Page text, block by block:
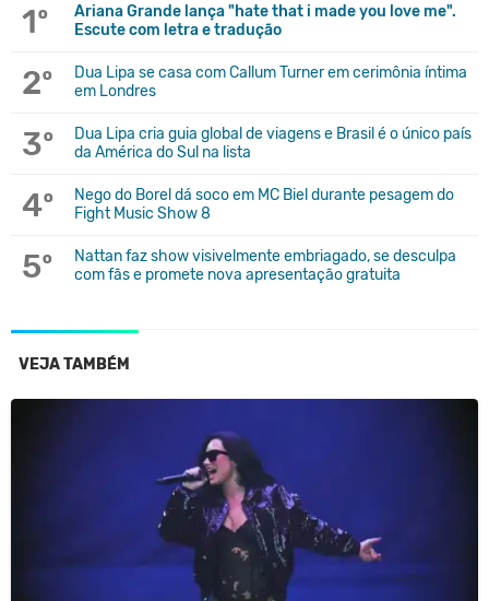
1º
Ariana Grande lança "hate that i made you love me".
Escute com letra e tradução
2º
Dua Lipa se casa com Callum Turner em cerimônia íntima
em Londres
3º
Dua Lipa cria guia global de viagens e Brasil é o único país
da América do Sul na lista
4º
Nego do Borel dá soco em MC Biel durante pesagem do
Fight Music Show 8
5º
Nattan faz show visivelmente embriagado, se desculpa
com fãs e promete nova apresentação gratuita
VEJA TAMBÉM